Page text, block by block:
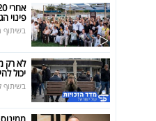
פינוי
בשיתוף
לא רק
יכול
בשיתוף